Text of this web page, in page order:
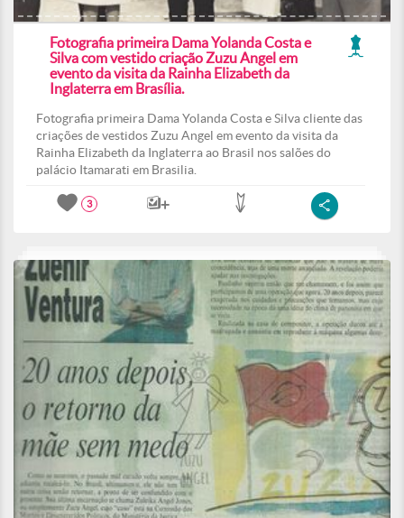
Fotografia primeira Dama Yolanda Costa e
Silva com vestido criação Zuzu Angel em
evento da visita da Rainha Elizabeth da
Inglaterra em Brasília.
Fotografia primeira Dama Yolanda Costa e Silva cliente das
criações de vestidos Zuzu Angel em evento da visita da
Rainha Elizabeth da Inglaterra ao Brasil nos salões do
palácio Itamarati em Brasilia.
3